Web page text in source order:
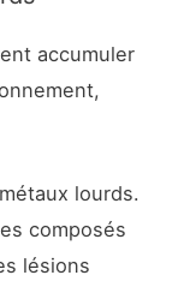
accumuler
lourds.
composés
lésions